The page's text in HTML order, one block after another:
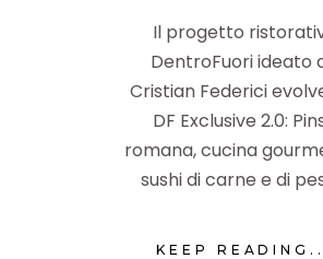
Il progetto
DentroFuori ideato
Cristian Federici
DF Exclusive 2.0:
romana, cucina
sushi di carne e di
KEEP